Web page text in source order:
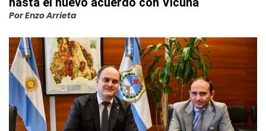
PorEnzo Arrieta